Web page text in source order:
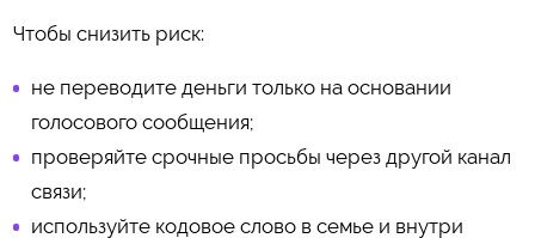
Чтобы снизить риск:
не переводите деньги только на основании
голосового сообщения;
проверяйте срочные просьбы через другой канал
связи;
используйте кодовое слово в семье и внутри